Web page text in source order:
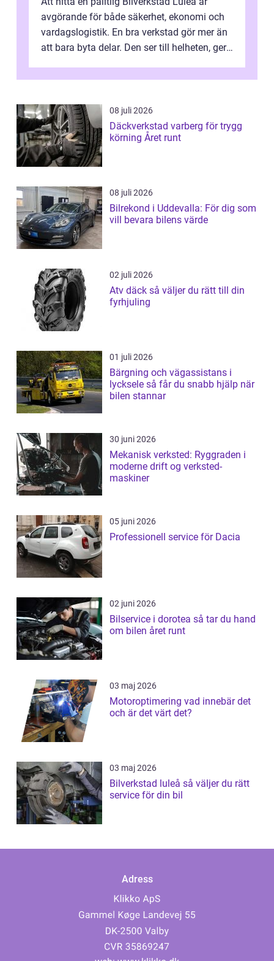
avgörande för både säkerhet, ekonomi och
vardagslogistik. En bra verkstad gör mer än
att bara byta delar. Den ser till helheten, ger
08 juli 2026
Däckverkstad varberg för trygg
körning Året runt
08 juli 2026
Bilrekond i Uddevalla: För dig som
vill bevara bilens värde
02 juli 2026
Atv däck så väljer du rätt till din
fyrhjuling
01 juli 2026
Bärgning och vägassistans i
lycksele så får du snabb hjälp när
bilen stannar
30 juni 2026
Mekanisk verksted: Ryggraden i
moderne drift og verksted-
maskiner
05 juni 2026
Professionell service för Dacia
02 juni 2026
Bilservice i dorotea så tar du hand
om bilen året runt
03 maj 2026
Motoroptimering vad innebär det
och är det värt det?
03 maj 2026
Bilverkstad luleå så väljer du rätt
service för din bil
Adress